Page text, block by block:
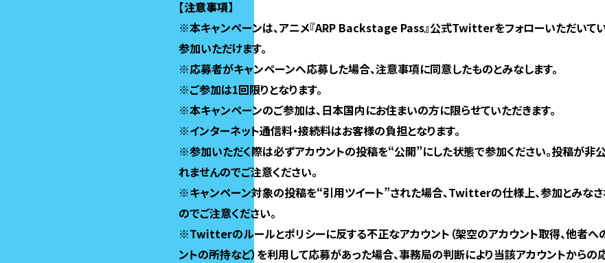
【注意事項】
※本キャンペーンは、アニメ『ARP Backstage Pass』公式Twitterをフォローいただいて
参加いただけます。
※応募者がキャンペーンへ応募した場合、注意事項に同意したものとみなします。
※ご参加は1回限りとなります。
※本キャンペーンのご参加は、日本国内にお住まいの方に限らせていただきます。
※インターネット通信料・接続料はお客様の負担となります。
※参加いただく際は必ずアカウントの投稿を“公開”にした状態で参加ください。投稿が非
れませんのでご注意ください。
※キャンペーン対象の投稿を“引用ツイート”された場合、Twitterの仕様上、参加とみな
のでご注意ください。
※Twitterのルールとポリシーに反する不正なアカウント（架空のアカウント取得、他者へ
ントの所持など）を利用して応募があった場合、事務局の判断により当該アカウントからの